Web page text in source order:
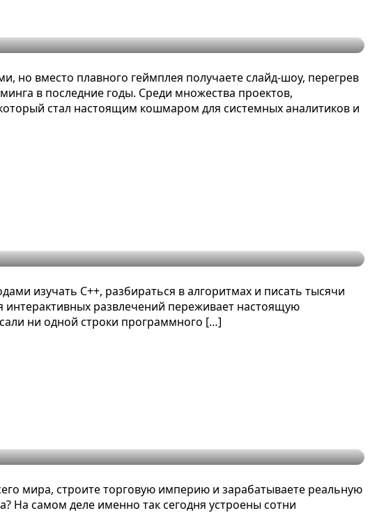
но вместо плавного геймплея получаете слайд-шоу, перегрев
в последние годы. Среди множества проектов,
стал настоящим кошмаром для системных аналитиков и
изучать C++, разбираться в алгоритмах и писать тысячи
развлечений переживает настоящую
ни одной строки программного […]
мира, строите торговую империю и зарабатываете реальную
На самом деле именно так сегодня устроены сотни